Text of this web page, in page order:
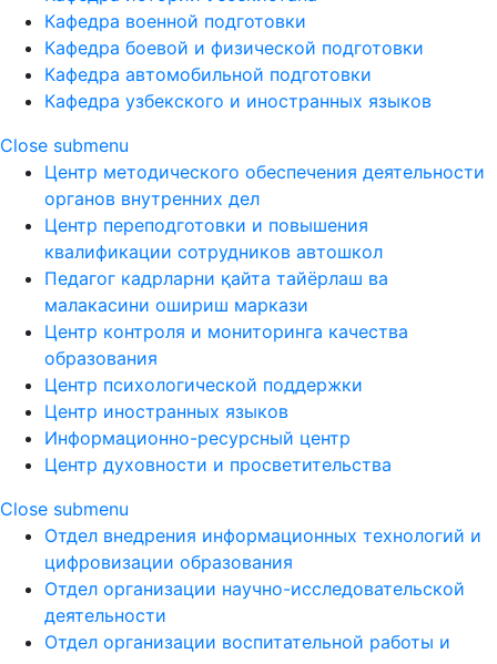
Кафедра военной подготовки
Кафедра боевой и физической подготовки
Кафедра автомобильной подготовки
Кафедра узбекского и иностранных языков
Close submenu
Центр методического обеспечения деятельности
органов внутренних дел
Центр переподготовки и повышения
квалификации сотрудников автошкол
Педагог кадрларни қайта тайёрлаш ва
малакасини ошириш маркази
Центр контроля и мониторинга качества
образования
Центр психологической поддержки
Центр иностранных языков
Информационно-ресурсный центр
Центр духовности и просветительства
Close submenu
Отдел внедрения информационных технологий и
цифровизации образования
Отдел организации научно-исследовательской
деятельности
Отдел организации воспитательной работы и